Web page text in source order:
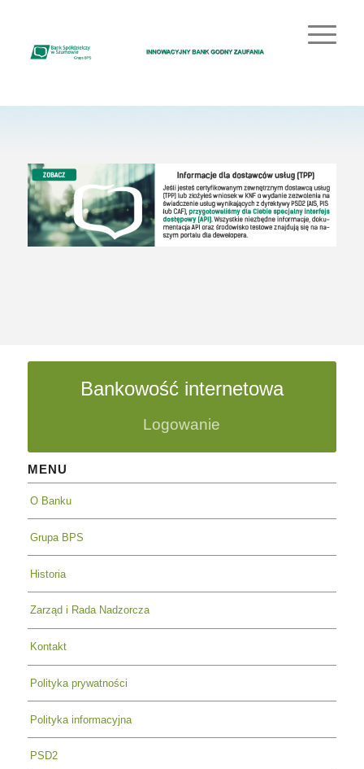
Bankowość internetowa
Logowanie
MENU
O Banku
Grupa BPS
Historia
Zarząd i Rada Nadzorcza
Kontakt
Polityka prywatności
Polityka informacyjna
PSD2